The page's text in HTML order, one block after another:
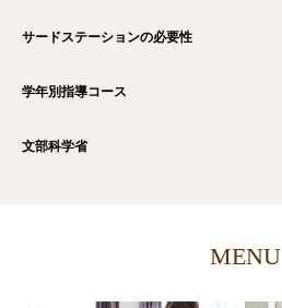
サードステーションの必要性
学年別指導コース
文部科学省
MENU